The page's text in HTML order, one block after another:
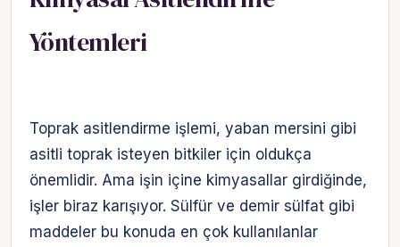
Yöntemleri
Toprak asitlendirme işlemi, yaban mersini gibi
asitli toprak isteyen bitkiler için oldukça
önemlidir. Ama işin içine kimyasallar girdiğinde,
işler biraz karışıyor. Sülfür ve demir sülfat gibi
maddeler bu konuda en çok kullanılanlar